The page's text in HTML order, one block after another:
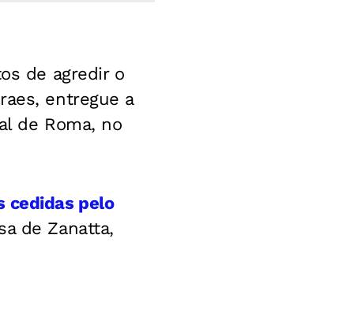
de agredir o
entregue a
de Roma, no
cedidas pelo
de Zanatta,